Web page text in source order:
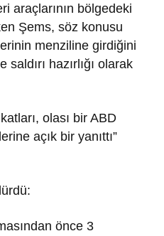
araçlarının bölgedeki
Şems, söz konusu
menziline girdiğini
hazırlığı olarak
olası bir ABD
açık bir yanıttı”
önce 3